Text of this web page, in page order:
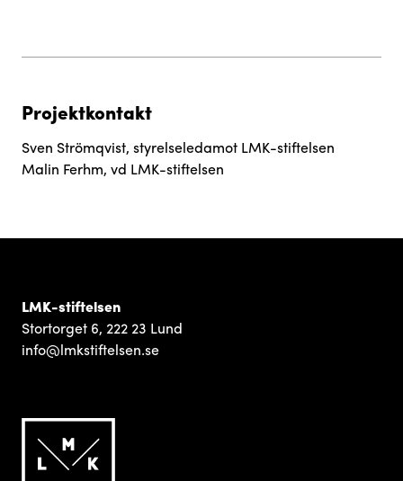
Projektkontakt
Sven Strömqvist, styrelseledamot LMK-stiftelsen
Malin Ferhm, vd LMK-stiftelsen
LMK-stiftelsen
Stortorget 6, 222 23 Lund
info@lmkstiftelsen.se